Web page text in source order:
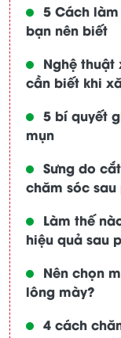
5 Cách
bạn nên biết
Nghệ thuật
cần biết khi
5 bí quyết
mụn
Sưng do
chăm sóc
Làm thế
hiệu quả sau
Nên chọn
lông mày?
4 cách